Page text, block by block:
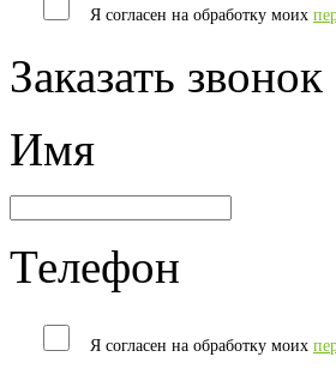
Я согласен на обработку моих
Заказать звонок
Имя
Телефон
Я согласен на обработку моих